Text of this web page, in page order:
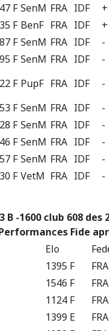
F SenM FRA IDF
F BenF FRA IDF
F SenM FRA IDF
-
F SenM FRA IDF
-
F PupF FRA IDF
-
F SenM FRA IDF
-
F SenM FRA IDF
-
F SenM FRA IDF
-
F SenM FRA IDF
-
F VetM FRA IDF -
B -1600 club 608
Fide
Elo
1395 F
FRA
1546 F
FRA
1124 F
FRA
1399 E
FRA